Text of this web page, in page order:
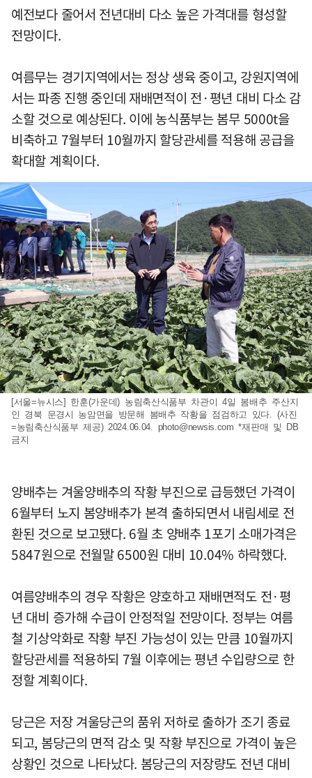
예전보다 줄어서 전년대비 다소 높은 가격대를 형성할
전망이다.
여름무는 경기지역에서는 정상 생육 중이고, 강원지역에
서는 파종 진행 중인데 재배면적이 전·평년 대비 다소 감
소할 것으로 예상된다. 이에 농식품부는 봄무 5000t을
비축하고 7월부터 10월까지 할당관세를 적용해 공급을
확대할 계획이다.
[서울=뉴시스] 한훈(가운데) 농림축산식품부 차관이 4일 봄배추 주산지
인 경북 문경시 농암면을 방문해 봄배추 작황을 점검하고 있다. (사진
=농림축산식품부 제공) 2024.06.04. photo@newsis.com *재판매 및 DB
금지
양배추는 겨울양배추의 작황 부진으로 급등했던 가격이
6월부터 노지 봄양배추가 본격 출하되면서 내림세로 전
환된 것으로 보고됐다. 6월 초 양배추 1포기 소매가격은
5847원으로 전월말 6500원 대비 10.04% 하락했다.
여름양배추의 경우 작황은 양호하고 재배면적도 전·평
년 대비 증가해 수급이 안정적일 전망이다. 정부는 여름
철 기상악화로 작황 부진 가능성이 있는 만큼 10월까지
할당관세를 적용하되 7월 이후에는 평년 수입량으로 한
정할 계획이다.
당근은 저장 겨울당근의 품위 저하로 출하가 조기 종료
되고, 봄당근의 면적 감소 및 작황 부진으로 가격이 높은
상황인 것으로 나타났다. 봄당근의 저장량도 전년 대비